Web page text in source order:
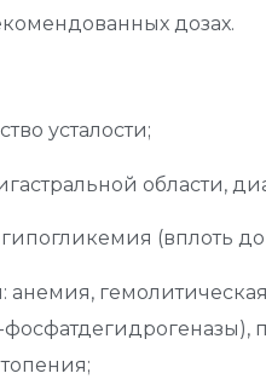
дозах.
усталости;
области,
(вплоть
анемия,